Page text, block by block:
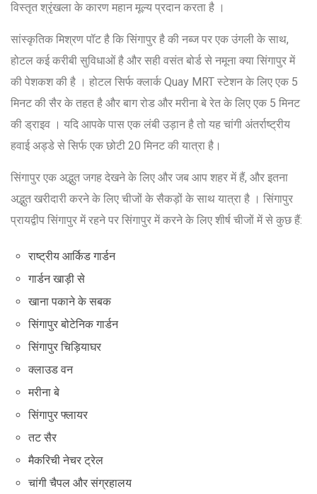
विस्तृत श्रृंखला के कारण महान मूल्य प्रदान करता है ।
सांस्कृतिक मिश्रण पॉट है कि सिंगापुर है की नब्ज पर एक उंगली के साथ,
होटल कई करीबी सुविधाओं है और सही वसंत बोर्ड से नमूना क्या सिंगापुर में
की पेशकश की है । होटल सिर्फ क्लार्क Quay MRT स्टेशन के लिए एक 5
मिनट की सैर के तहत है और बाग रोड और मरीना बे रेत के लिए एक 5 मिनट
की ड्राइव । यदि आपके पास एक लंबी उड़ान है तो यह चांगी अंतर्राष्ट्रीय
हवाई अड्डे से सिर्फ एक छोटी 20 मिनट की यात्रा है।
सिंगापुर एक अद्भुत जगह देखने के लिए और जब आप शहर में हैं, और इतना
अद्भुत खरीदारी करने के लिए चीजों के सैकड़ों के साथ यात्रा है । सिंगापुर
प्रायद्वीप सिंगापुर में रहने पर सिंगापुर में करने के लिए शीर्ष चीजों में से कुछ हैं:
राष्ट्रीय आर्किड गार्डन
गार्डन खाड़ी से
खाना पकाने के सबक
सिंगापुर बोटेनिक गार्डन
सिंगापुर चिड़ियाघर
क्लाउड वन
मरीना बे
सिंगापुर फ्लायर
तट सैर
मैकरिची नेचर ट्रेल
चांगी चैपल और संग्रहालय